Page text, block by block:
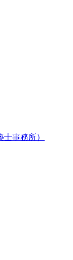
事務所）